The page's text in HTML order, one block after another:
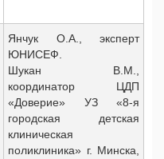
Янчук О.А., эксперт
ЮНИСЕФ.
Шукан В.М.,
координатор ЦДП
«Доверие» УЗ «8-я
городская детская
клиническая
поликлиника» г. Минска,